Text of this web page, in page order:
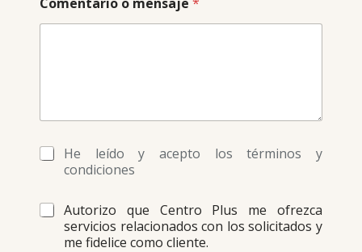
*
He leído y acepto los términos y
condiciones
*
Autorizo que Centro Plus me ofrezca
servicios relacionados con los solicitados y
me fidelice como cliente.